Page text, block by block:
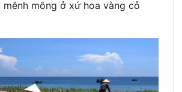
mông ở xứ hoa vàng cỏ